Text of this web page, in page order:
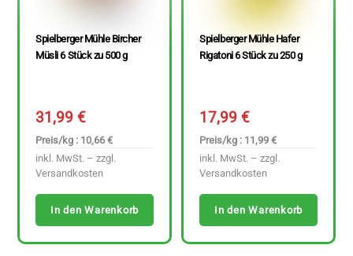
Spielberger Mühle Bircher
Müsli 6 Stück zu 500 g
31,99€
Preis/kg : 10,66 €
inkl. MwSt. – zzgl.
Versandkosten
In den Warenkorb
Spielberger Mühle Hafer
Rigatoni 6 Stück zu 250 g
17,99€
Preis/kg : 11,99 €
inkl. MwSt. – zzgl.
Versandkosten
In den Warenkorb